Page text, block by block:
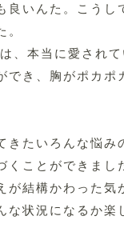
良いんた。こうし
。
、本当に愛され
でき、胸がポカポ
きたいろんな悩み
くことができまし
が結構かわった気
な状況になるか楽